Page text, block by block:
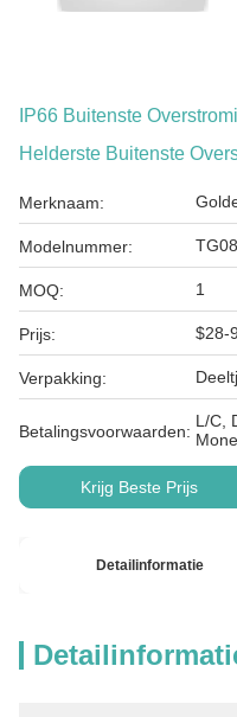
IP66 Buitenste
Helderste Buitenste
Merknaam:
Modelnummer:
MOQ: 1
Prijs: $28-
Verpakking:
Betalingsvoorwaarden:
L/C,
Krijg Beste Prijs
Detailinformatie